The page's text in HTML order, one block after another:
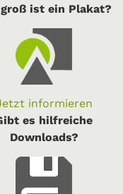
ist ein Plakat?
informieren
es hilfreiche
Downloads?